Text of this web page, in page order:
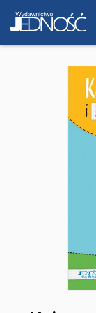
Regionalne
Teologia
Jedność dla
ZAPOWIEDZI
QUIZY,
KAKADU -
JUPI JO! -
POP-UP
Adwent i